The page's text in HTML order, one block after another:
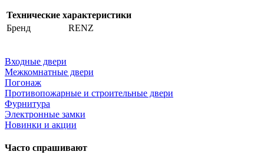
Технические характеристики
Бренд
RENZ
Входные двери
Межкомнатные двери
Погонаж
Противопожарные и строительные двери
Фурнитура
Электронные замки
Новинки и акции
Часто спрашивают